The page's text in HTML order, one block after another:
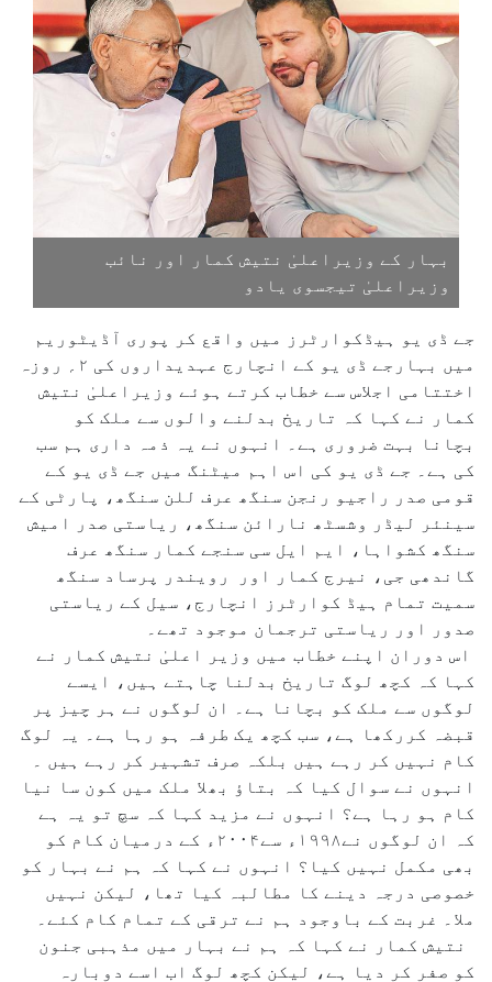
بہار کے وزیراعلیٰ نتیش کمار اور نائب
وزیراعلیٰ تیجسوی یادو
جے ڈی یو ہیڈکوارٹرز میں واقع کر پوری آڈیٹوریم
میں بہارجے ڈی یو کے انچارج عہدیداروں کی ۲؍ روزہ
اختتامی اجلاس سے خطاب کرتے ہوئے وزیراعلیٰ نتیش
کمار نے کہا کہ تاریخ بدلنے والوں سے ملک کو
بچانا بہت ضروری ہے۔ انہوں نے یہ ذمہ داری ہم سب
کی ہے۔ جے ڈی یو کی اس اہم میٹنگ میں جے ڈی یو کے
قومی صدر راجیو رنجن سنگھ عرف للن سنگھ، پارٹی کے
سینئر لیڈر وشسٹھ نارائن سنگھ، ریاستی صدر امیش
سنگھ کشواہا، ایم ایل سی سنجے کمار سنگھ عرف
گاندھی جی، نیرج کمار اور رویندر پرساد سنگھ
سمیت تمام ہیڈ کوارٹرز انچارج، سیل کے ریاستی
صدور اور ریاستی ترجمان موجود تھے۔
اس دوران اپنے خطاب میں وزیر اعلیٰ نتیش کمار نے
کہا کہ کچھ لوگ تاریخ بدلنا چاہتے ہیں، ایسے
لوگوں سے ملک کو بچانا ہے۔ ان لوگوں نے ہر چیز پر
قبضہ کررکھا ہے، سب کچھ یک طرفہ ہو رہا ہے۔ یہ لوگ
کام نہیں کر رہے ہیں بلکہ صرف تشہیر کر رہے ہیں ۔
انہوں نے سوال کیا کہ بتاؤ بھلا ملک میں کون سا نیا
کام ہو رہا ہے؟ انہوں نے مزید کہا کہ سچ تو یہ ہے
کہ ان لوگوں نے۱۹۹۸ء سے۲۰۰۴ء کے درمیان کام کو
بھی مکمل نہیں کیا؟ انہوں نے کہا کہ ہم نے بہار کو
خصوصی درجہ دینے کا مطالبہ کیا تھا، لیکن نہیں
ملا۔ غربت کے باوجود ہم نے ترقی کے تمام کام کئے۔
نتیش کمار نے کہا کہ ہم نے بہار میں مذہبی جنون
کو صفر کر دیا ہے، لیکن کچھ لوگ اب اسے دوبارہ